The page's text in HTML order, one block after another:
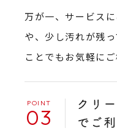
万が一、サービス
や、少し汚れが残
ことでもお気軽にご
03